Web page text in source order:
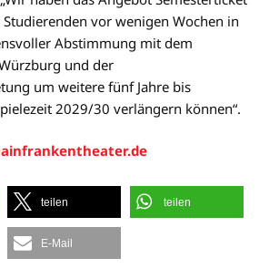
vor wenigen Wochen in
Abstimmung mit dem
und der
um weitere fünf Jahre bis
2029/30 verlängern können“.
teilen teilen
E-Mail